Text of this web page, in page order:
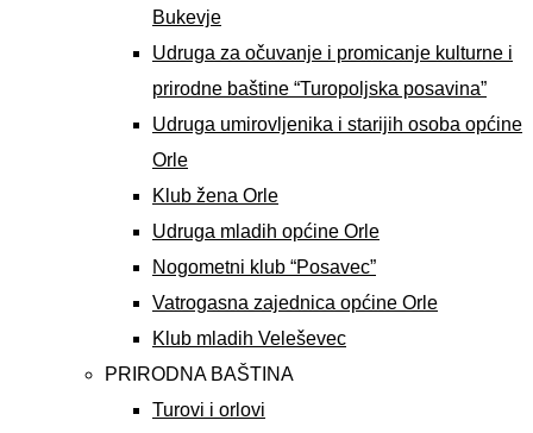
Bukevje
Udruga za očuvanje i promicanje kulturne i
prirodne baštine “Turopoljska posavina”
Udruga umirovljenika i starijih osoba općine
Orle
Klub žena Orle
Udruga mladih općine Orle
Nogometni klub “Posavec”
Vatrogasna zajednica općine Orle
Klub mladih Veleševec
PRIRODNA BAŠTINA
Turovi i orlovi